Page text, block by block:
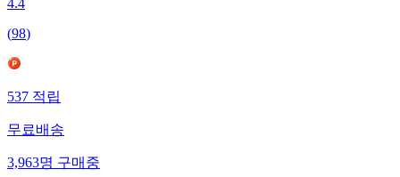
4.4
(98)
537적립
무료배송
3,963명구매중